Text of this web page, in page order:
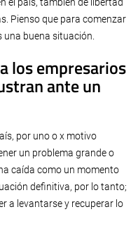
Pienso que para comenzar
buena situación.
los empresarios
ante un
por uno o x motivo
un problema grande o
caída como un momento
definitiva, por lo tanto;
a levantarse y recuperar lo